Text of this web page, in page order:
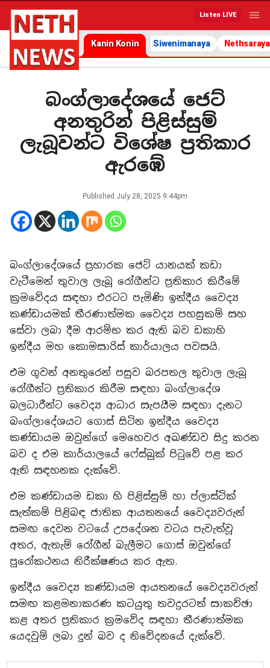
Listen LIVE
Kanin Konin Siwenimanaya Nethsaraya
බංග්ලාදේශයේ ජෙට්
අනතුරින් පිළිස්සුම්
ලැබූවන්ට විශේෂ ප්‍රතිකාර
ඇරඹේ
Published July 28, 2025 9:44pm
බංග්ලාදේශයේ ප්‍රහාරක ජෙට් යානයක් කඩා
වැටීමෙන් තුවාල ලැබූ රෝගීන්ට ප්‍රතිකාර කිරීමේ
ක්‍රමවේදය සඳහා එරටට පැමිණි ඉන්දීය වෛද්‍ය
කණ්ඩායමක් තීරණාත්මක වෛද්‍ය පහසුකම් සහ
සේවා ලබා දීම ආරම්භ කර ඇති බව ඩකාහි
ඉන්දීය මහ කොමසාරිස් කාර්යාලය පවසයි.
එම ගුවන් අනතුරෙන් පසුව බරපතල තුවාල ලැබූ
රෝගීන්ට ප්‍රතිකාර කිරීම සඳහා බංග්ලාදේශ
බලධාරීන්ට වෛද්‍ය ආධාර සැපයීම සඳහා දැනට
බංග්ලාදේශයට ගොස් සිටින ඉන්දීය වෛද්‍ය
කණ්ඩායම ඔවුන්ගේ මෙහෙවර අඛණ්ඩව සිදු කරන
බව ද එම කාර්යාලයේ ෆේස්බුක් පිටුවේ පළ කර
ඇති සඳහනක දැක්වේ.
එම කණ්ඩායම ඩකා හි පිළිස්සුම් හා ප්ලාස්ටික්
සැත්කම් පිළිබඳ ජාතික ආයතනයේ වෛද්‍යවරුන්
සමඟ දෙවන වටයේ උපදේශන වටය පැවැත්වූ
අතර, ඇතැම් රෝගීන් බැලීමට ගොස් ඔවුන්ගේ
පුරෝකථනය නිරීක්ෂණය කර ඇත.
ඉන්දීය වෛද්‍ය කණ්ඩායම ආයතනයේ වෛද්‍යවරුන්
සමඟ කළමනාකරණ කටයුතු තවදුරටත් සාකච්ඡා
කළ අතර ප්‍රතිකාර ක්‍රමවේද සඳහා තීරණාත්මක
යෙදවුම් ලබා දුන් බව ද නිවේදනයේ දැක්වේ.